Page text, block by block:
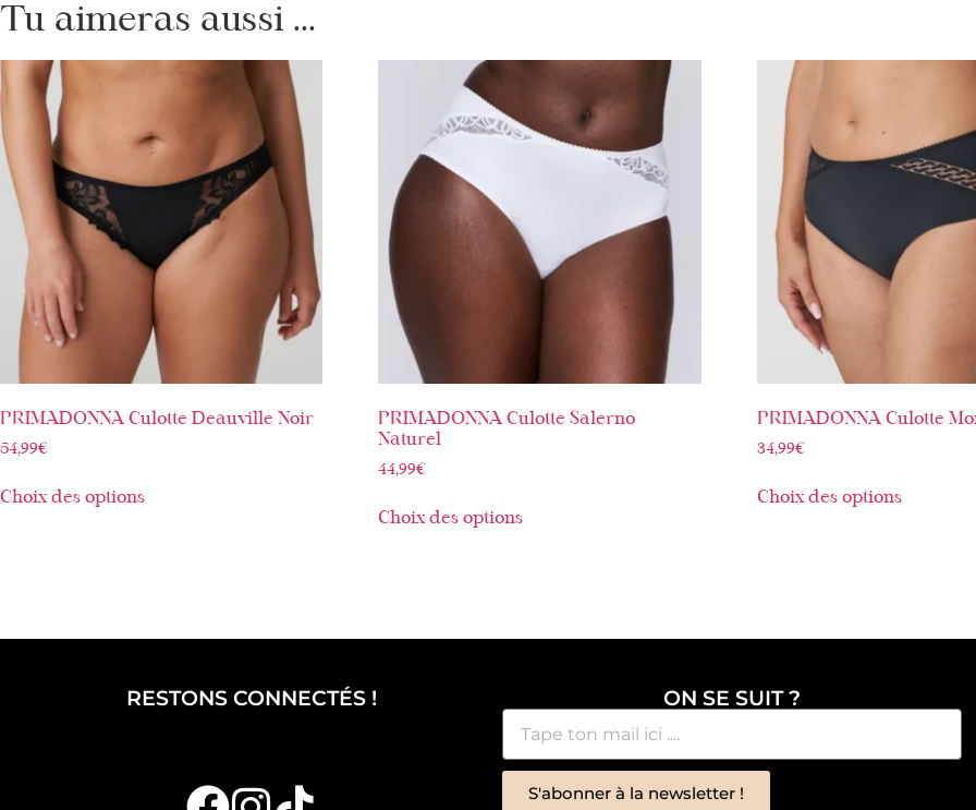
Tu aimeras aussi ...
PRIMADONNA Culotte Deauville Noir
54,99€
Choix des options
PRIMADONNA Culotte Salerno
Naturel
44,99€
Choix des options
PRIMADONNA Culotte
34,99€
Choix des options
RESTONS CONNECTÉS ! ON SE SUIT ?
S'abonner à la newsletter !